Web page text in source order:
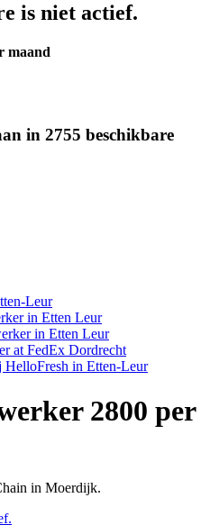
is niet actief.
maand
in 2755 beschikbare
Leur
in Etten Leur
in Etten Leur
at FedEx Dordrecht
HelloFresh in Etten-Leur
2800 per
in Moerdijk.